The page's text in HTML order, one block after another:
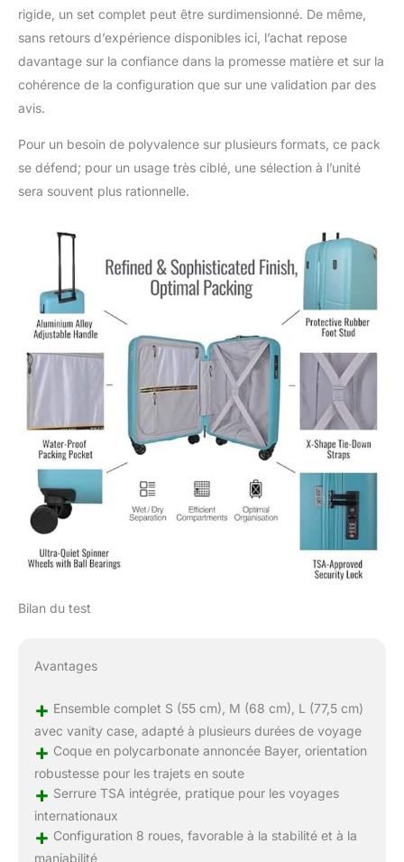
rigide, un set complet peut être surdimensionné. De même,
sans retours d’expérience disponibles ici, l’achat repose
davantage sur la confiance dans la promesse matière et sur la
cohérence de la configuration que sur une validation par des
avis.
Pour un besoin de polyvalence sur plusieurs formats, ce pack
se défend; pour un usage très ciblé, une sélection à l’unité
sera souvent plus rationnelle.
Bilan du test
Avantages
+ Ensemble complet S (55 cm), M (68 cm), L (77,5 cm)
avec vanity case, adapté à plusieurs durées de voyage
+ Coque en polycarbonate annoncée Bayer, orientation
robustesse pour les trajets en soute
+ Serrure TSA intégrée, pratique pour les voyages
internationaux
+ Configuration 8 roues, favorable à la stabilité et à la
maniabilité